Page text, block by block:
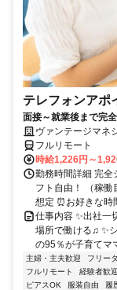
テレフォンアポ
面接～就業後まで完
ヴァンテージマネ
フルリモート
時給1,226円～
勤務時間詳細 完全
フト自由！ （稼
想定 ⏰お好きな時
仕事内容 ✨出社一
場所で働ける♫ ✨
の95％が子育てマ
主婦・主夫歓迎 フリー
フルリモート
経験者歓迎
ピアスOK
服装自由 履